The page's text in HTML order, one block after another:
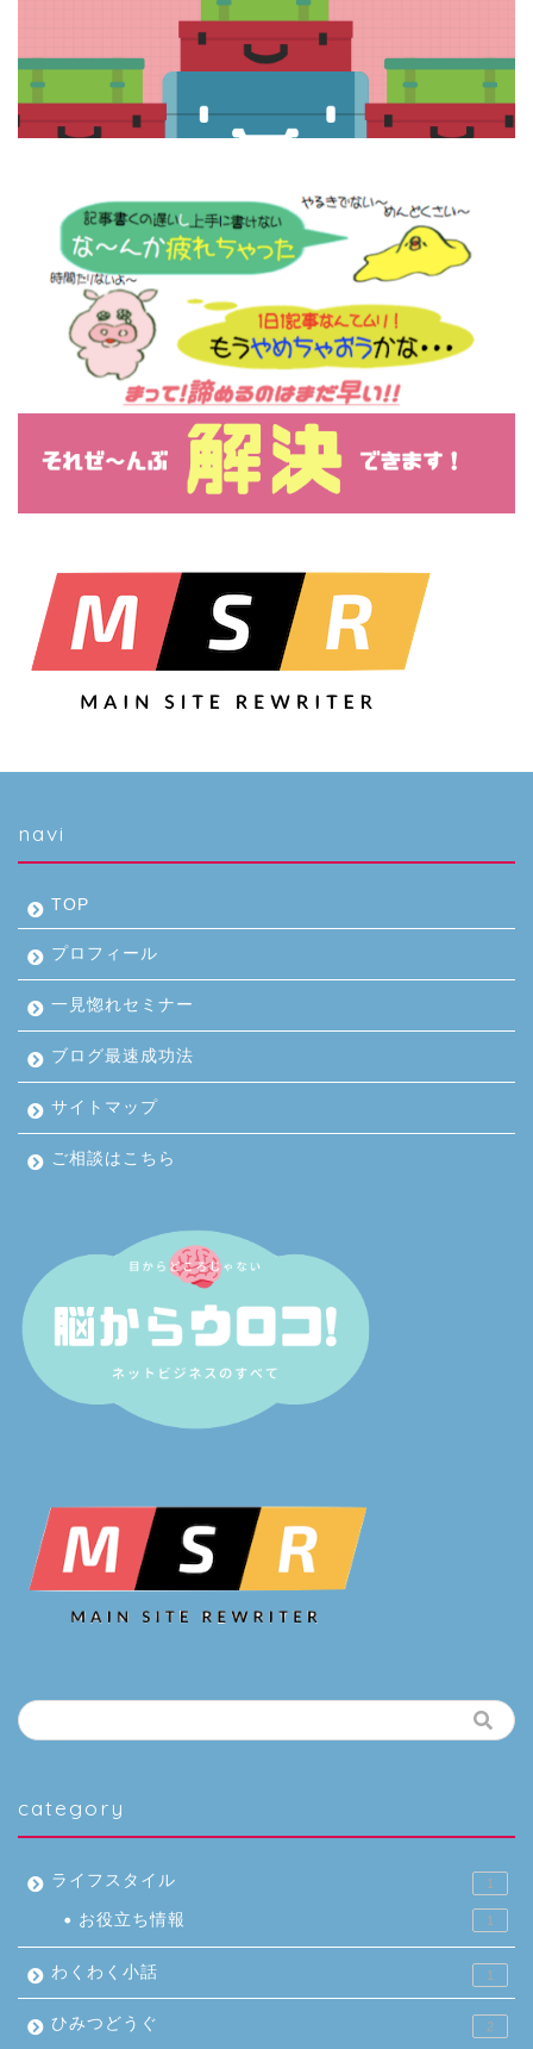
navi
TOP
プロフィール
一見惚れセミナー
ブログ最速成功法
サイトマップ
ご相談はこちら
category
ライフスタイル 1
お役立ち情報 1
わくわく小話 1
ひみつどうぐ 2